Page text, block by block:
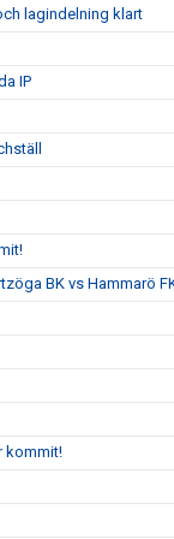
lagindelning klart
IP
BK vs Hammarö
kommit!